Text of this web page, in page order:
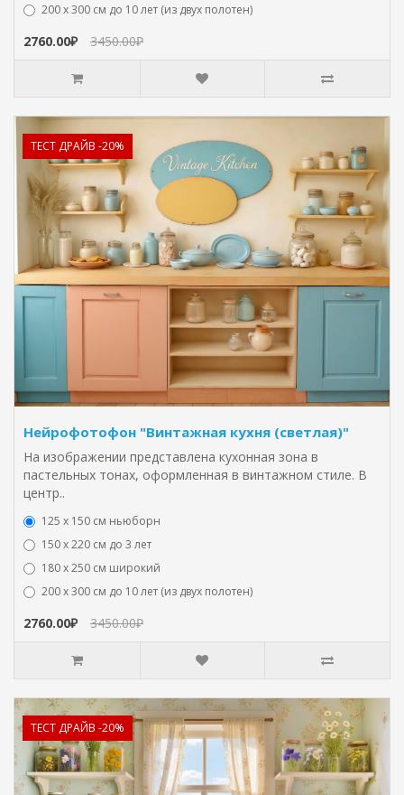
200 х 300 см до 10 лет (из двух полотен)
2760.00₽ 3450.00₽
ТЕСТ ДРАЙВ -20%
Нейрофотофон "Винтажная кухня (светлая)"
На изображении представлена кухонная зона в
пастельных тонах, оформленная в винтажном стиле. В
центр..
125 x 150 см ньюборн
150 х 220 см до 3 лет
180 х 250 см широкий
200 х 300 см до 10 лет (из двух полотен)
2760.00₽ 3450.00₽
ТЕСТ ДРАЙВ -20%